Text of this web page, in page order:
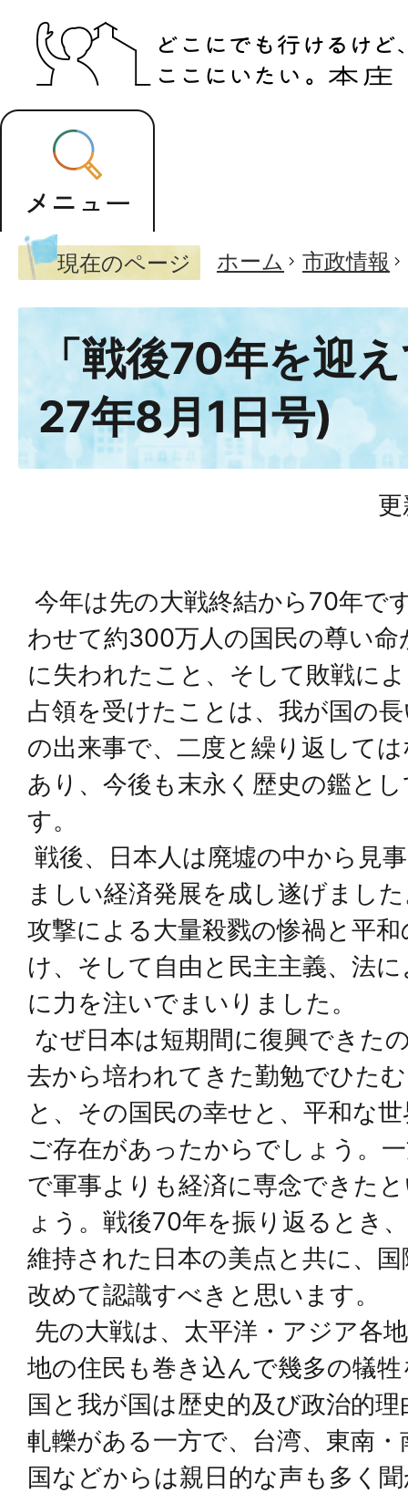
現在のページ ホーム 市政情報
「戦後70年を迎
27年8月1日号)
今年は先の大戦終結から70年で
わせて約300万人の国民の尊い
に失われたこと、そして敗戦に
占領を受けたことは、我が国の
の出来事で、二度と繰り返して
あり、今後も末永く歴史の鑑と
す。
戦後、日本人は廃墟の中から見
ましい経済発展を成し遂げまし
攻撃による大量殺戮の惨禍と平
け、そして自由と民主主義、法
に力を注いでまいりました。
なぜ日本は短期間に復興できた
去から培われてきた勤勉でひた
と、その国民の幸せと、平和な
ご存在があったからでしょう。
で軍事よりも経済に専念できた
ょう。戦後70年を振り返るとき
維持された日本の美点と共に、
改めて認識すべきと思います。
先の大戦は、太平洋・アジア各
地の住民も巻き込んで幾多の犠
国と我が国は歴史的及び政治的
軋轢がある一方で、台湾、東南
国などからは親日的な声も多く